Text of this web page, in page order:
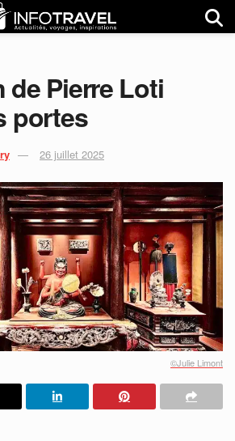
de Pierre Loti
portes
26 juillet 2025
©Julie Limont